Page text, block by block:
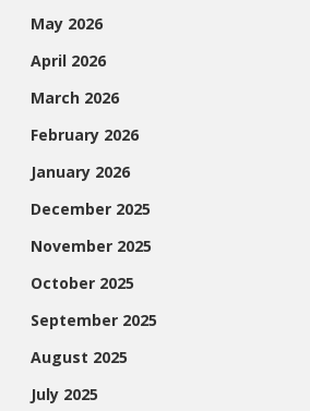
May 2026
April 2026
March 2026
February 2026
January 2026
December 2025
November 2025
October 2025
September 2025
August 2025
July 2025